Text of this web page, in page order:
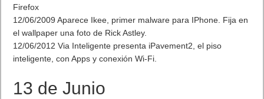
Firefox
12/06/2009 Aparece Ikee, primer malware para IPhone. Fija en
el wallpaper una foto de Rick Astley.
12/06/2012 Via Inteligente presenta iPavement2, el piso
inteligente, con Apps y conexión Wi-Fi.
13 de Junio